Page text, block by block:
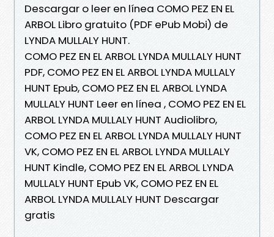
Descargar o leer en línea COMO PEZ EN EL
ARBOL Libro gratuito (PDF ePub Mobi) de
LYNDA MULLALY HUNT.
COMO PEZ EN EL ARBOL LYNDA MULLALY HUNT
PDF, COMO PEZ EN EL ARBOL LYNDA MULLALY
HUNT Epub, COMO PEZ EN EL ARBOL LYNDA
MULLALY HUNT Leer en línea , COMO PEZ EN EL
ARBOL LYNDA MULLALY HUNT Audiolibro,
COMO PEZ EN EL ARBOL LYNDA MULLALY HUNT
VK, COMO PEZ EN EL ARBOL LYNDA MULLALY
HUNT Kindle, COMO PEZ EN EL ARBOL LYNDA
MULLALY HUNT Epub VK, COMO PEZ EN EL
ARBOL LYNDA MULLALY HUNT Descargar
gratis